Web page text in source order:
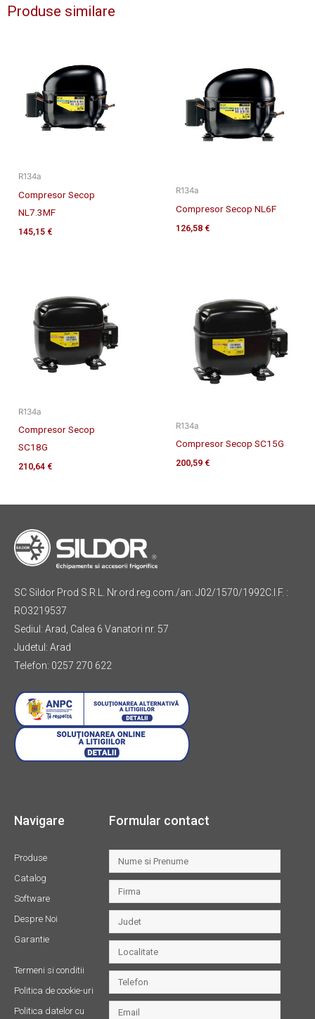
Produse similare
R134a
Compresor Secop
NL7.3MF
145,15 €
R134a
Compresor Secop NL6F
126,58 €
R134a
Compresor Secop
SC18G
210,64 €
R134a
Compresor Secop SC15G
200,59 €
SC Sildor Prod S.R.L. Nr.ord.reg.com./an: J02/1570/1992C.I.F. :
RO3219537
Sediul: Arad, Calea 6 Vanatori nr. 57
Judetul: Arad
Telefon: 0257 270 622
Navigare
Produse
Catalog
Software
Despre Noi
Garantie
Termeni si conditii
Politica de cookie-uri
Politica datelor cu
Formular contact